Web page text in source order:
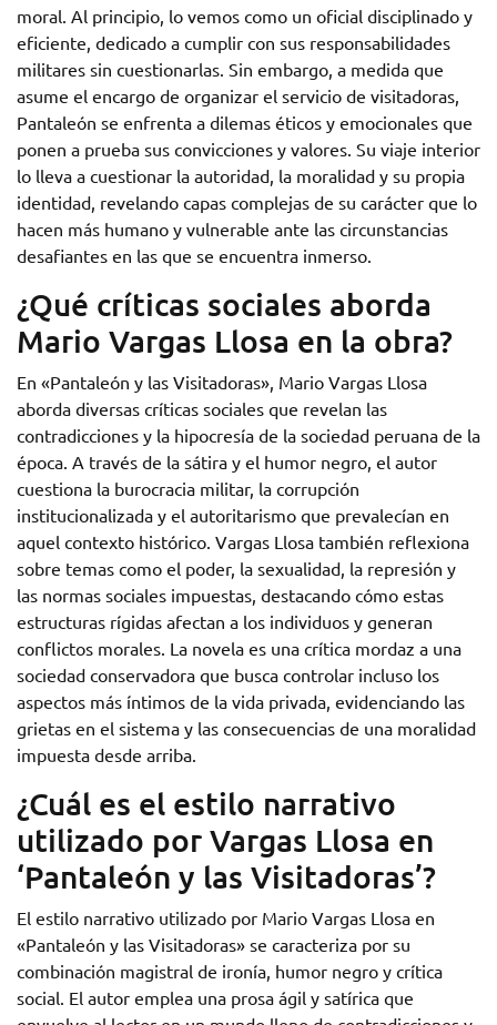
moral. Al principio, lo vemos como un oficial disciplinado y
eficiente, dedicado a cumplir con sus responsabilidades
militares sin cuestionarlas. Sin embargo, a medida que
asume el encargo de organizar el servicio de visitadoras,
Pantaleón se enfrenta a dilemas éticos y emocionales que
ponen a prueba sus convicciones y valores. Su viaje interior
lo lleva a cuestionar la autoridad, la moralidad y su propia
identidad, revelando capas complejas de su carácter que lo
hacen más humano y vulnerable ante las circunstancias
desafiantes en las que se encuentra inmerso.
¿Qué críticas sociales aborda
Mario Vargas Llosa en la obra?
En «Pantaleón y las Visitadoras», Mario Vargas Llosa
aborda diversas críticas sociales que revelan las
contradicciones y la hipocresía de la sociedad peruana de la
época. A través de la sátira y el humor negro, el autor
cuestiona la burocracia militar, la corrupción
institucionalizada y el autoritarismo que prevalecían en
aquel contexto histórico. Vargas Llosa también reflexiona
sobre temas como el poder, la sexualidad, la represión y
las normas sociales impuestas, destacando cómo estas
estructuras rígidas afectan a los individuos y generan
conflictos morales. La novela es una crítica mordaz a una
sociedad conservadora que busca controlar incluso los
aspectos más íntimos de la vida privada, evidenciando las
grietas en el sistema y las consecuencias de una moralidad
impuesta desde arriba.
¿Cuál es el estilo narrativo
utilizado por Vargas Llosa en
‘Pantaleón y las Visitadoras’?
El estilo narrativo utilizado por Mario Vargas Llosa en
«Pantaleón y las Visitadoras» se caracteriza por su
combinación magistral de ironía, humor negro y crítica
social. El autor emplea una prosa ágil y satírica que